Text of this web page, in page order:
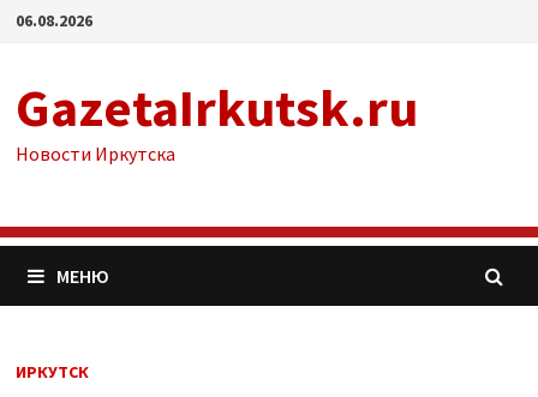
Перейти
06.08.2026
GazetaIrkutsk.ru
Новости Иркутска
МЕНЮ
ИРКУТСК